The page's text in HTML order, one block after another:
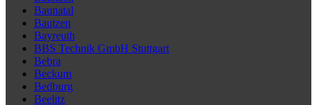
Baunatal
Bautzen
Bayreuth
BBS Technik GmbH Stuttgart
Bebra
Beckum
Bedburg
Beelitz